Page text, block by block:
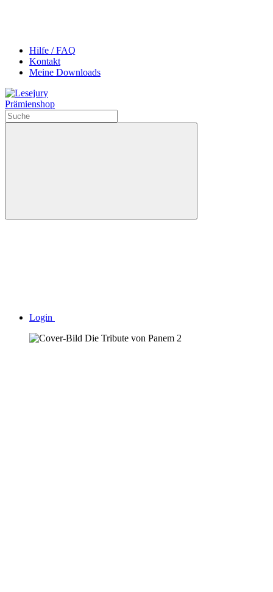
Hilfe / FAQ
Kontakt
Meine Downloads
Prämienshop
Login